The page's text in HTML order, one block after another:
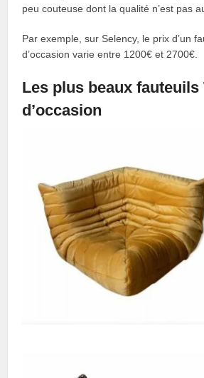
peu couteuse dont la qualité n’est pas
Par exemple, sur Selency, le prix d’un
d’occasion varie entre 1200€ et 2700€.
Les plus beaux fauteuils
d’occasion